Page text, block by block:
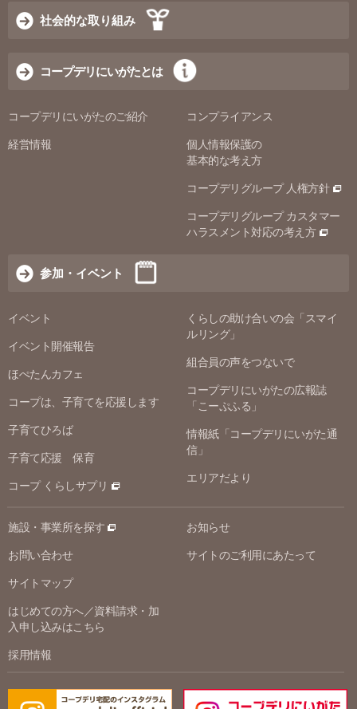
社会的な取り組み
コープデリにいがたとは
コープデリにいがたのご紹介
経営情報
コンプライアンス
個人情報保護の
基本的な考え方
コープデリグループ 人権方針
コープデリグループ カスタマー
ハラスメント対応の考え方
参加・イベント
イベント
イベント開催報告
ほぺたんカフェ
コープは、子育てを応援します
子育てひろば
子育て応援 保育
コープ くらしサプリ
くらしの助け合いの会「スマイ
ルリング」
組合員の声をつないで
コープデリにいがたの広報誌
「こーぷふる」
情報紙「コープデリにいがた通
信」
エリアだより
施設・事業所を探す
お問い合わせ
サイトマップ
はじめての方へ／資料請求・加
入申し込みはこちら
採用情報
お知らせ
サイトのご利用にあたって